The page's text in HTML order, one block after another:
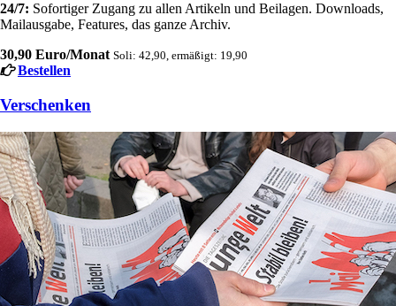
24/7: Sofortiger Zugang zu allen Artikeln und Beilagen. Downloads,
Mailausgabe, Features, das ganze Archiv.
30,90 Euro/Monat Soli: 42,90, ermäßigt: 19,90
Bestellen
Verschenken